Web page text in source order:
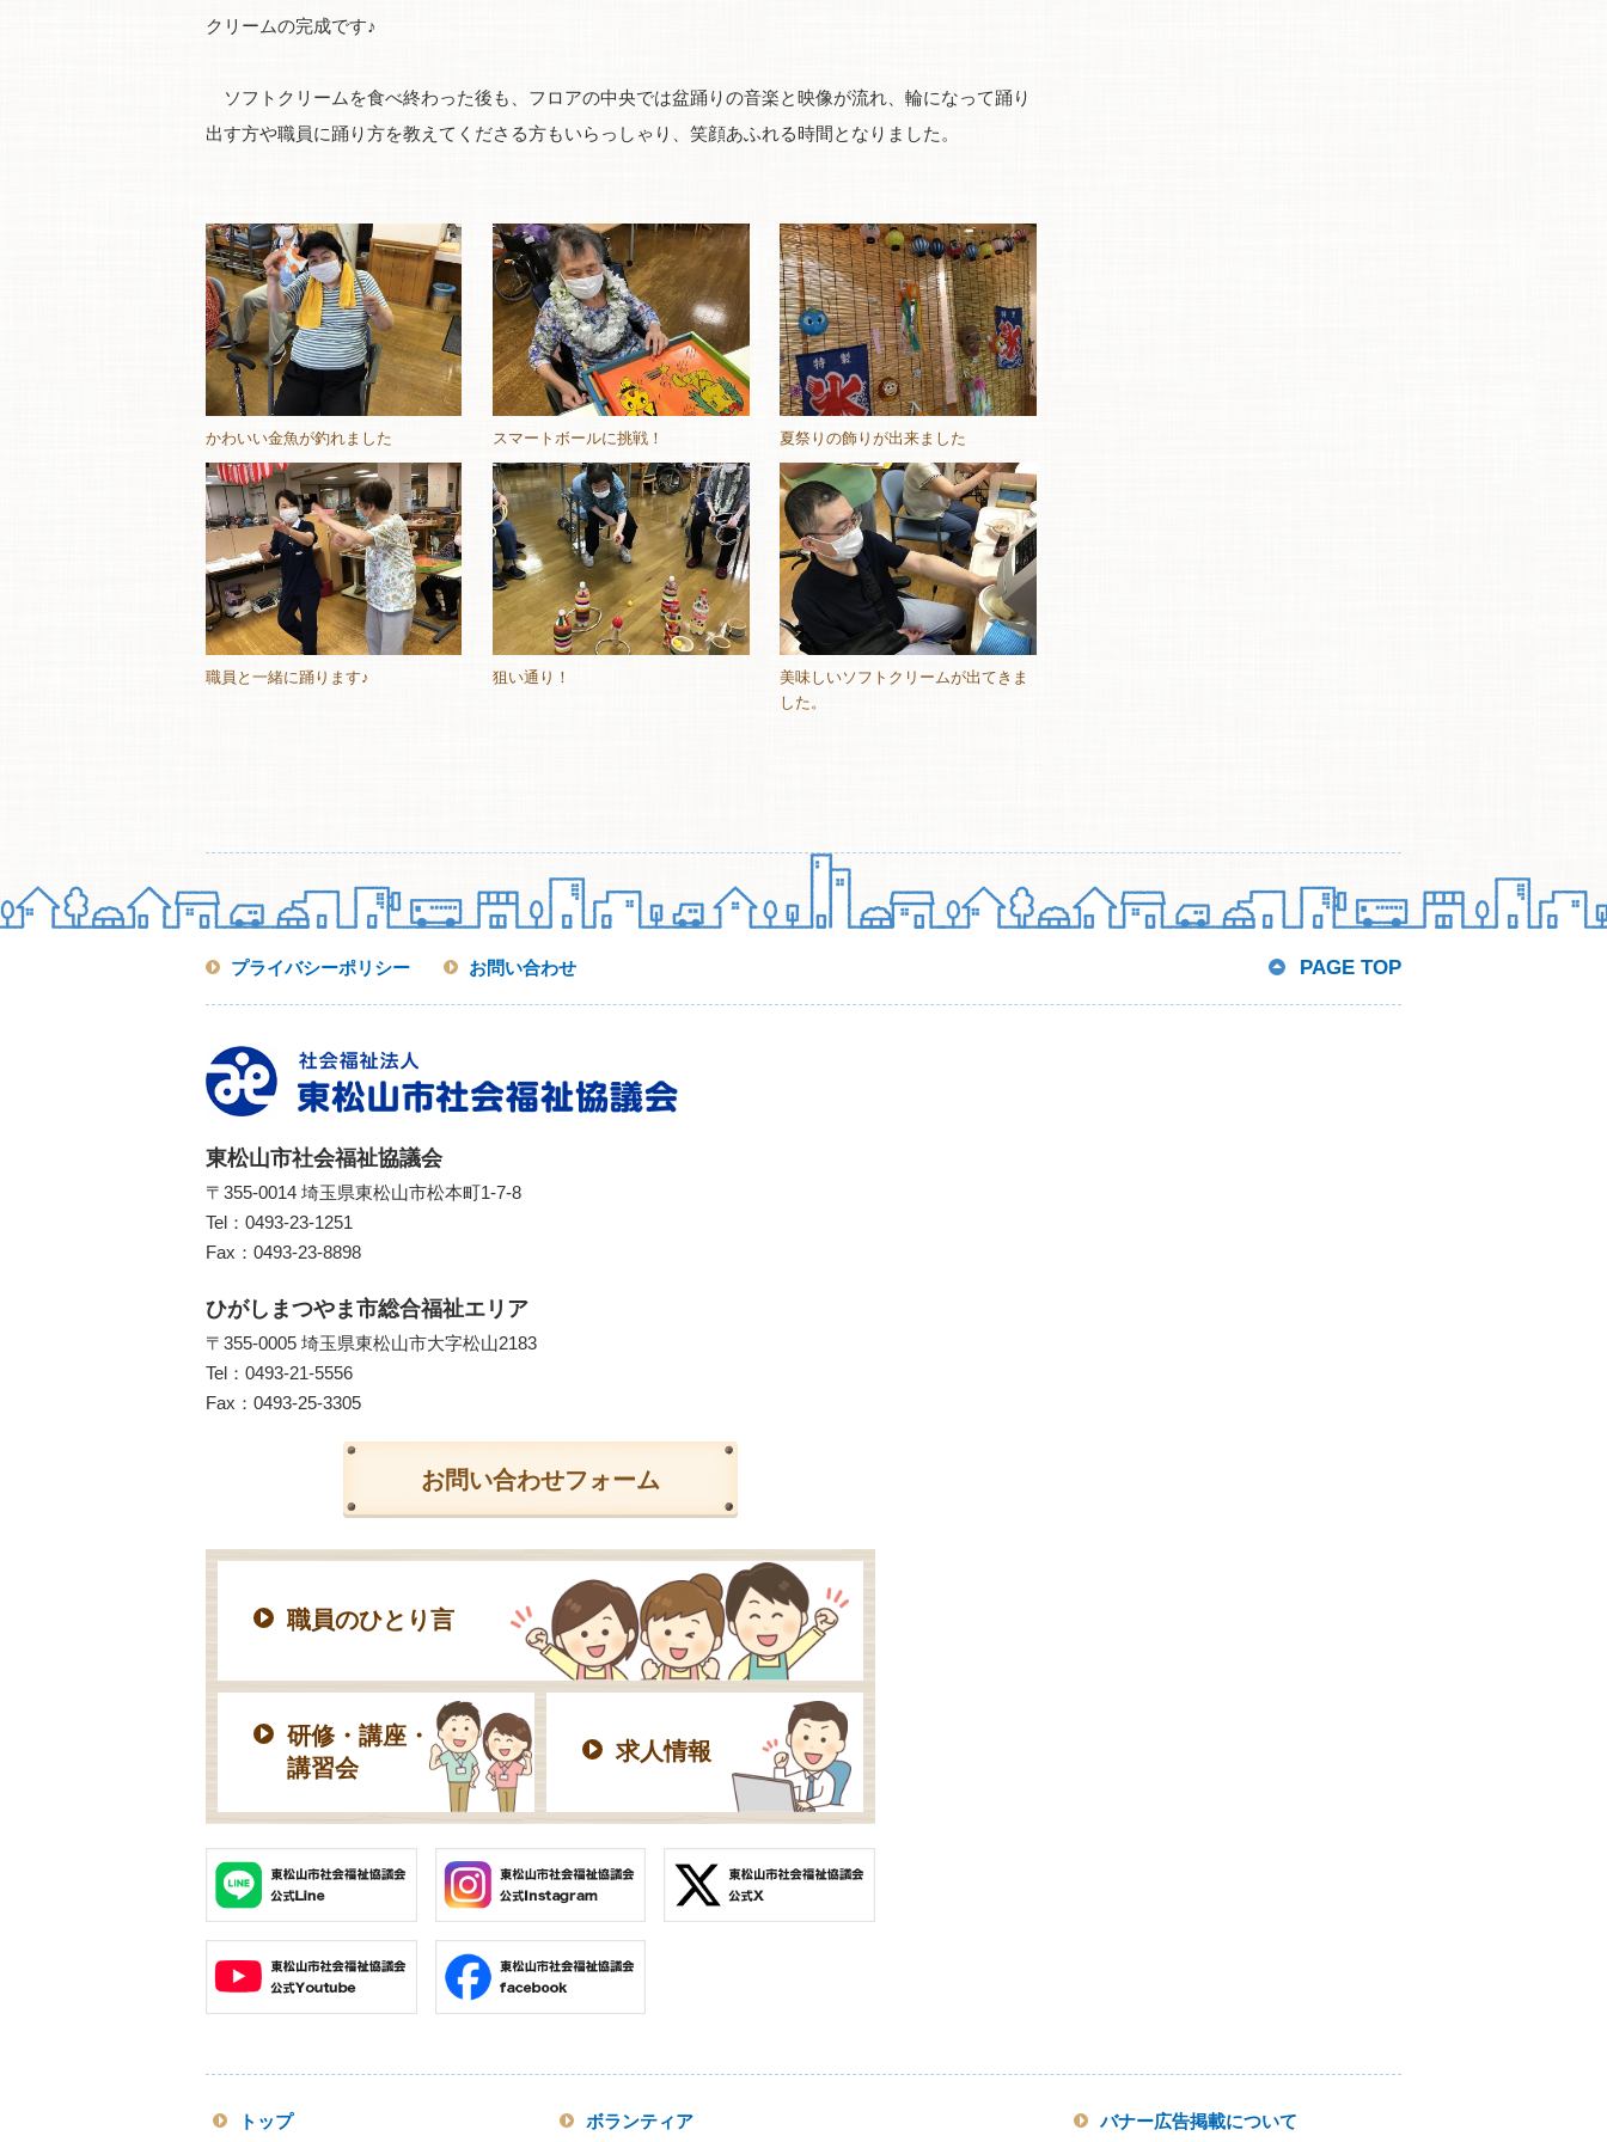
クリームの完成です♪
ソフトクリームを食べ終わった後も、フロアの中央では盆踊りの音楽と映像が流れ、輪になって踊り
出す方や職員に踊り方を教えてくださる方もいらっしゃり、笑顔あふれる時間となりました。
かわいい金魚が釣れました スマートボールに挑戦！ 夏祭りの飾りが出来ました
職員と一緒に踊ります♪ 狙い通り！
美味しいソフトクリームが出てきま
した。
PAGE TOP
プライバシーポリシー お問い合わせ
東松山市社会福祉協議会
〒355-0014 埼玉県東松山市松本町1-7-8
Tel： 0493-23-1251
Fax：0493-23-8898
ひがしまつやま市総合福祉エリア
〒355-0005 埼玉県東松山市大字松山2183
Tel： 0493-21-5556
Fax：0493-25-3305
お問い合わせフォーム
職員のひとり言
研修・講座・
講習会
求人情報
トップ ボランティア バナー広告掲載について